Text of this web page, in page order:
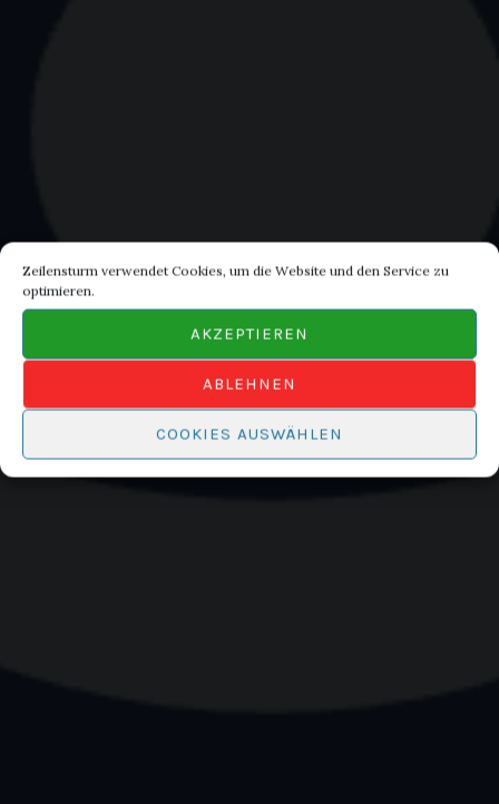
Zeilensturm verwendet Cookies, um die Website und den Service zu
optimieren.
AKZEPTIEREN
ABLEHNEN
COOKIES AUSWÄHLEN